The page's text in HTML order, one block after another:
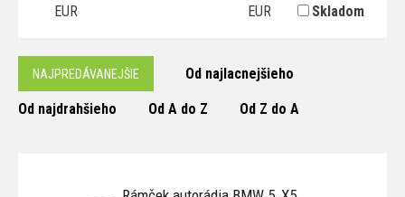
EUR EUR Skladom
NAJPREDÁVANEJŠIE Od najlacnejšieho
Od najdrahšieho Od A do Z Od Z do A